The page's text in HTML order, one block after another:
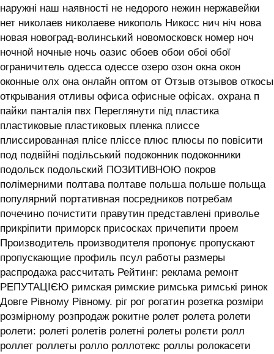
наружні наш наявності не недорого нежин нержавейки
нет николаев николаеве никополь Никосс нич ніч нова
новая новоград-волинський новомосковск номер ноч
ночной ночные ночь оазис обоев обои обоі обої
ограничитель одесса одессе озеро озон окна окон
оконные олх она онлайн оптом от Отзыв отзывов откосы
открывания отливы офиса офисные офісах. охрана п
пайки панталія пвх Переглянути під пластика
пластиковые пластиковых пленка плиссе
плиссированная плісе пліссе плюс плюсы по повісити
под подвійні подільський подоконник подоконники
подольск подольский ПОЗИТИВНОЮ покров
полімерними полтава полтаве польша польше польща
популярний портативная посредников потребам
почечино почистити правутин представлені приволье
прикріпити приморск присосках причепити проем
Производитель производителя пропонує пропускают
пропускающие профиль псул работы размеры
распродажа рассчитать Рейтинг: реклама ремонт
РЕПУТАЦІЄЮ римская римские римська римські ринок
Довге Рівному Рівному. ріг рог рогатин розетка розміри
розмірному розпродаж рокитне ролет ролета ролети
ролети: ролеті ролетів ролетні ролеты ролєти ролл
роллет роллеты ролло роллотекс роллы ролокасети